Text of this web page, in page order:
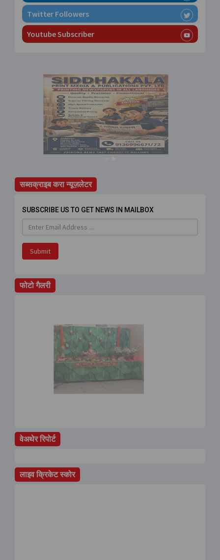
Twitter Followers
Youtube Subscriber
सब्सक्राइब करा न्यूज़लेटर
SUBSCRIBE US TO GET NEWS IN MAILBOX
Submit
फोटो गैलरी
वेअथेर रिपोर्ट
लाइव क्रिकेट स्कोर